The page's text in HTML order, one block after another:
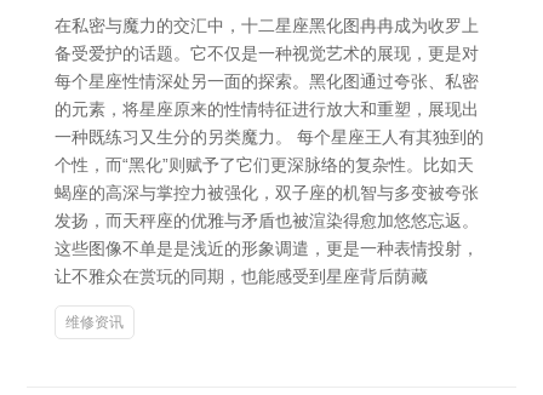
在私密与魔力的交汇中，十二星座黑化图冉冉成为收罗上
备受爱护的话题。它不仅是一种视觉艺术的展现，更是对
每个星座性情深处另一面的探索。黑化图通过夸张、私密
的元素，将星座原来的性情特征进行放大和重塑，展现出
一种既练习又生分的另类魔力。 每个星座王人有其独到的
个性，而“黑化”则赋予了它们更深脉络的复杂性。比如天
蝎座的高深与掌控力被强化，双子座的机智与多变被夸张
发扬，而天秤座的优雅与矛盾也被渲染得愈加悠悠忘返。
这些图像不单是是浅近的形象调遣，更是一种表情投射，
让不雅众在赏玩的同期，也能感受到星座背后荫藏
维修资讯